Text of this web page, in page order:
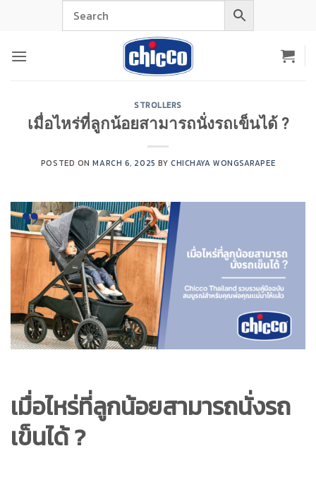
STROLLERS
เมื่อไหร่ที่ลูกน้อยสามารถนั่งรถเข็นได้ ?
POSTED ONMARCH 6, 2025 BY CHICHAYA WONGSARAPEE
เมื่อไหร่ที่ลูกน้อยสามารถนั่งรถ
เข็นได้ ?